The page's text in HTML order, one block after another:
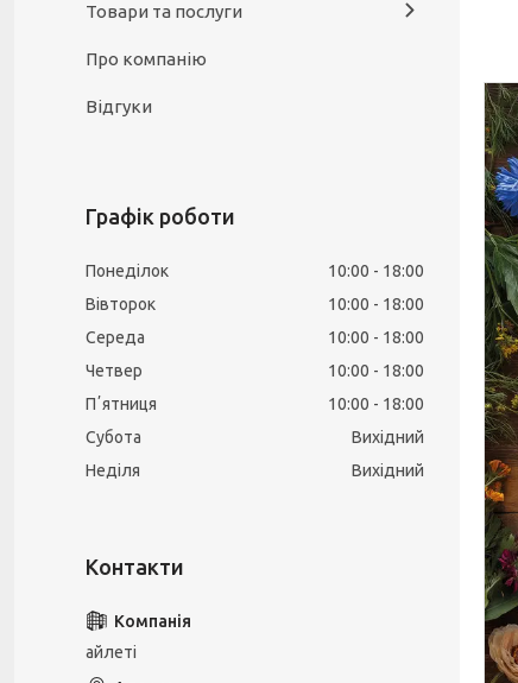
Товари та послуги
Про компанію
Відгуки
Графік роботи
Понеділок 10:00
18:00
Вівторок
10:00
18:00
Середа
10:00
18:00
Четвер
10:00
18:00
Пʼятниця
10:00
18:00
Субота
Вихідний
Неділя
Вихідний
айлеті